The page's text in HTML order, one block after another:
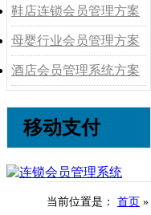
鞋店连锁会员管理方案
母婴行业会员管理方案
酒店会员管理系统方案
移动支付
当前位置是： 首页 »